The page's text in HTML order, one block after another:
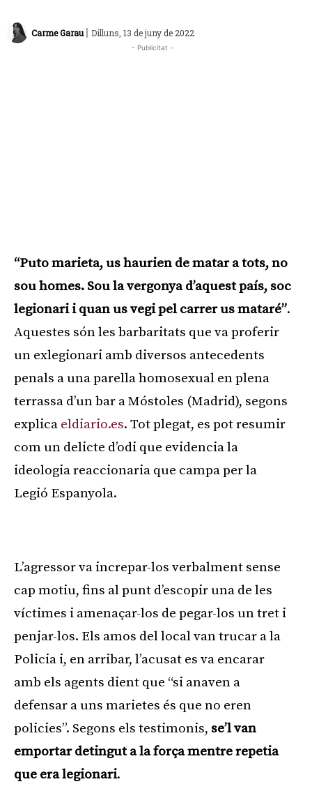
Carme Garau | Dilluns, 13 de juny de 2022
- Publicitat -
“Puto marieta, us haurien de matar a tots, no
sou homes. Sou la vergonya d’aquest país, soc
legionari i quan us vegi pel carrer us mataré”.
Aquestes són les barbaritats que va proferir
un exlegionari amb diversos antecedents
penals a una parella homosexual en plena
terrassa d’un bar a Móstoles (Madrid), segons
explica eldiario.es. Tot plegat, es pot resumir
com un delicte d’odi que evidencia la
ideologia reaccionaria que campa per la
Legió Espanyola.
L’agressor va increpar-los verbalment sense
cap motiu, fins al punt d’escopir una de les
víctimes i amenaçar-los de pegar-los un tret i
penjar-los. Els amos del local van trucar a la
Policia i, en arribar, l’acusat es va encarar
amb els agents dient que “si anaven a
defensar a uns marietes és que no eren
policies”. Segons els testimonis, se’l van
emportar detingut a la força mentre repetia
que era legionari.